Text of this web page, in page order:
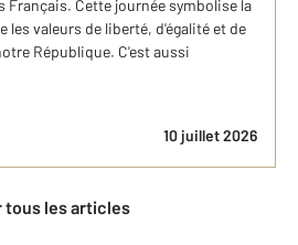
Français. Cette journée symbolise la
les valeurs de liberté, d'égalité et de
République. C'est aussi
10 juillet 2026
tous les articles